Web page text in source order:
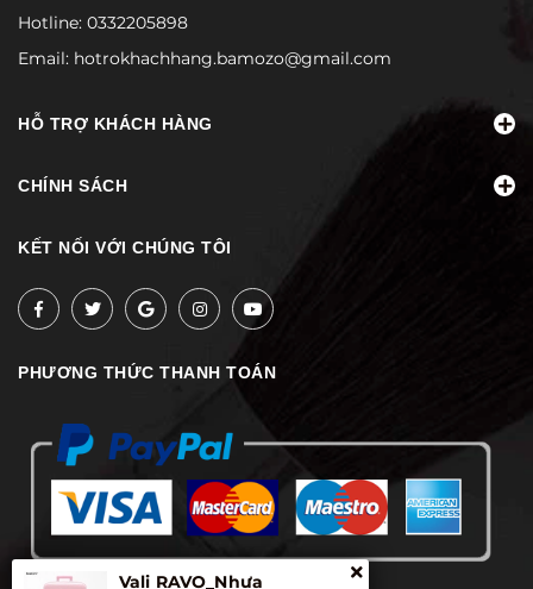
Hotline: 0332205898
Email: hotrokhachhang.bamozo@gmail.com
HỖ TRỢ KHÁCH HÀNG
CHÍNH SÁCH
KẾT NỐI VỚI CHÚNG TÔI
PHƯƠNG THỨC THANH TOÁN
Vali RAVO_Nhựa